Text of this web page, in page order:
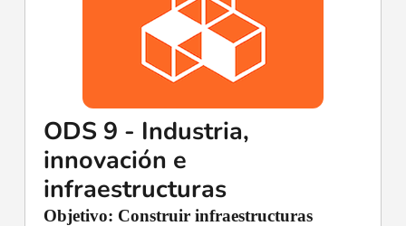
ODS 9 - Industria,
innovación e
infraestructuras
Objetivo: Construir infraestructuras